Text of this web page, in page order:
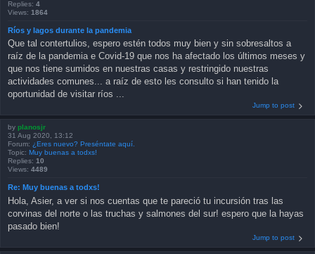
Replies: 4
Views: 1864
Ríos y lagos durante la pandemia
Que tal contertulios, espero estén todos muy bien y sin sobresaltos a
raíz de la pandemia e Covid-19 que nos ha afectado los últimos meses y
que nos tiene sumidos en nuestras casas y restringido nuestras
actividades comunes... a raíz de esto les consulto si han tenido la
oportunidad de visitar ríos ...
Jump to post
by planosjr
31 Aug 2020, 13:12
Forum: ¿Eres nuevo? Preséntate aquí.
Topic: Muy buenas a todxs!
Replies: 10
Views: 4489
Re: Muy buenas a todxs!
Hola, Asier, a ver si nos cuentas que te pareció tu incursión tras las
corvinas del norte o las truchas y salmones del sur! espero que la hayas
pasado bien!
Jump to post